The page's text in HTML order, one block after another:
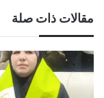
مقالات ذات صلة